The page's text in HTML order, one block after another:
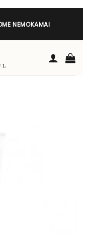
NEMOKAMAI